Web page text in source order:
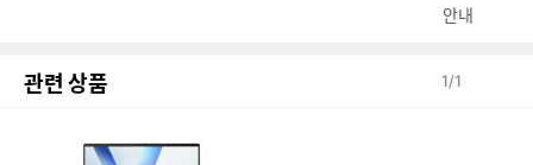
안내
관련 상품 1/1